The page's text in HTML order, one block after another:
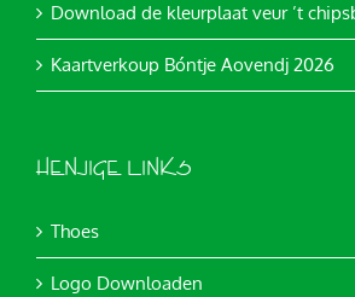
Download de kleurplaat veur ’t
Kaartverkoup Bóntje Aovendj 2026
HENJIGE LINKS
Thoes
Logo Downloaden